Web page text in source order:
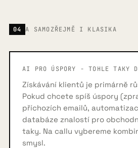
04 A SAMOZŘEJMĚ I KLASIKA
AI PRO ÚSPORY - TOHLE TAKY
Získávání klientů je primárně
Pokud chcete spíš úspory
příchozích emailů,
databáze znalostí pro
taky. Na callu vybereme
smysl.